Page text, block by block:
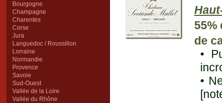
Bourgogne
Champagne
Charentes
Corse
Jura
Languedoc / Roussillon
Lorraine
Normandie
Provence
Savoie
Sud-Ouest
Vallée de la Loire
Vallée du Rhône
55%
de
•
•